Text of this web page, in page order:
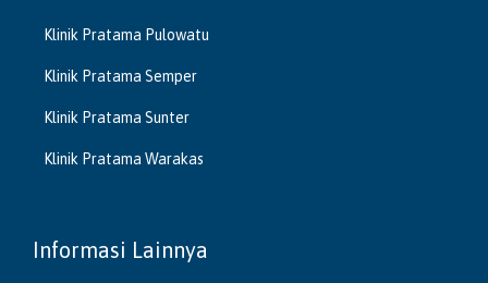
Klinik Pratama Pulowatu
Klinik Pratama Semper
Klinik Pratama Sunter
Klinik Pratama Warakas
Informasi Lainnya